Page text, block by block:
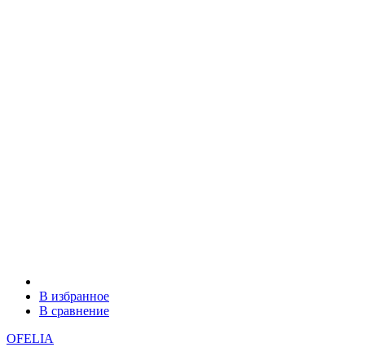
В избранное
В сравнение
OFELIA